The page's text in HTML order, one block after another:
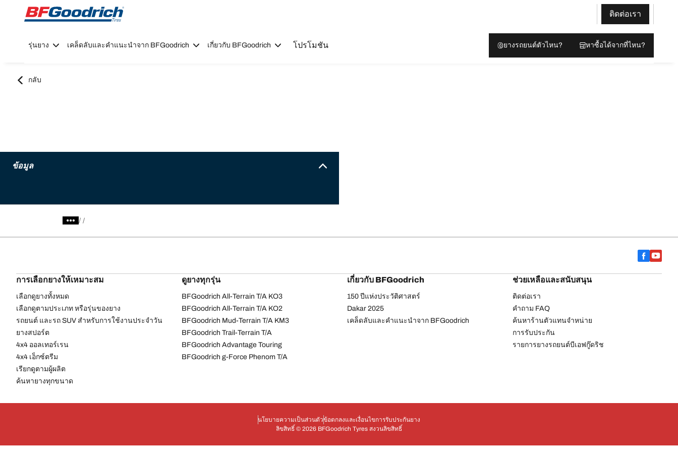
Go to page content
Go to page navigation
ติดต่อเรา
รุ่นยาง เคล็ดลับและคำแนะนำจาก BFGoodrich เกี่ยวกับ BFGoodrich โปรโมชัน ยางรถยนต์ตัวไหน? หาซื้อได้จากที่ไหน?
กลับ
ข้อมูล
/
การเลือกยางให้เหมาะสม
เลือกดูยางทั้งหมด
เลือกดูตามประเภท หรือรุ่นของยาง
รถยนต์ และรถ SUV สำหรับการใช้งานประจำวัน
ยางสปอร์ต
4x4 ออลเทอร์เรน​
4x4 เอ็กซ์ตรีม​
เรียกดูตามผู้ผลิต
ค้นหายางทุกขนาด
ดูยางทุกรุ่น
BFGoodrich All-Terrain T/A KO3
BFGoodrich All-Terrain T/A KO2
BFGoodrich Mud-Terrain T/A KM3
BFGoodrich Trail-Terrain T/A
BFGoodrich Advantage Touring
BFGoodrich g-Force Phenom T/A
เกี่ยวกับ BFGoodrich
150 ปีแห่งประวัติศาสตร์
Dakar 2025
เคล็ดลับและคำแนะนำจาก BFGoodrich
ช่วยเหลือและสนับสนุน
ติดต่อเรา
คำถาม FAQ
ค้นหาร้านตัวแทนจำหน่าย
การรับประกัน
รายการยางรถยนต์บีเอฟกู๊ดริช
นโยบายความเป็นส่วนตัวข้อตกลงและเงื่อนไขการรับประกันยาง
ลิขสิทธิ์ © 2026 BFGoodrich Tyres สงวนลิขสิทธิ์